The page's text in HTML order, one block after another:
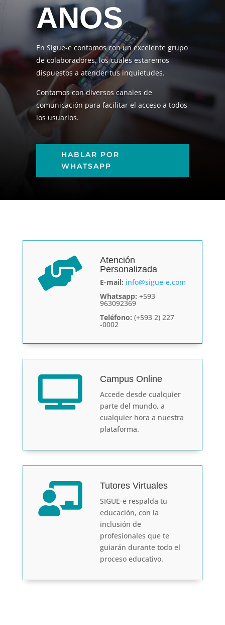
ANOS
En Sigue-e contamos con un excelente grupo
de colaboradores, los cuales estaremos
dispuestos a atender tus inquietudes.
Contamos con diversos canales de
comunicación para facilitar el acceso a todos
los usuarios.
HABLAR POR
WHATSAPP

Atención
Personalizada
E-mail: info@sigue-e.com
Whatsapp: +593
963092369
Teléfono: (+593 2) 227
-0002
 Campus Online
Accede desde cualquier
parte del mundo, a
cualquier hora a nuestra
plataforma.
 Tutores Virtuales
SIGUE-e respalda tu
educación, con la
inclusión de
profesionales que te
guiarán durante todo el
proceso educativo.